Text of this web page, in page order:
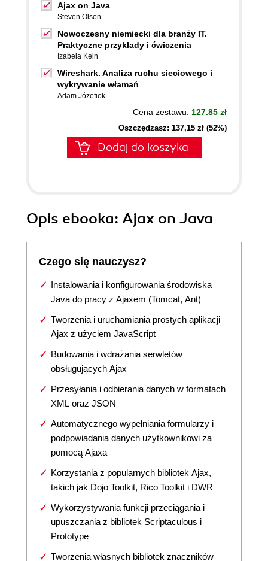
Ajax on Java
Steven Olson
Nowoczesny niemiecki dla branży IT.
Praktyczne przykłady i ćwiczenia
Izabela Kein
Wireshark. Analiza ruchu sieciowego i
wykrywanie włamań
Adam Józefiok
Cena zestawu: 127.85 zł
Oszczędzasz: 137,15 zł (52%)
Dodaj do koszyka
Opis ebooka: Ajax on Java
Czego się nauczysz?
Instalowania i konfigurowania środowiska
Java do pracy z Ajaxem (Tomcat, Ant)
Tworzenia i uruchamiania prostych aplikacji
Ajax z użyciem JavaScript
Budowania i wdrażania serwletów
obsługujących Ajax
Przesyłania i odbierania danych w formatach
XML oraz JSON
Automatycznego wypełniania formularzy i
podpowiadania danych użytkownikowi za
pomocą Ajaxa
Korzystania z popularnych bibliotek Ajax,
takich jak Dojo Toolkit, Rico Toolkit i DWR
Wykorzystywania funkcji przeciągania i
upuszczania z bibliotek Scriptaculous i
Prototype
Tworzenia własnych bibliotek znaczników